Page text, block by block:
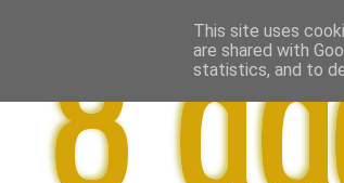
This site uses
are shared with
statistics, and to